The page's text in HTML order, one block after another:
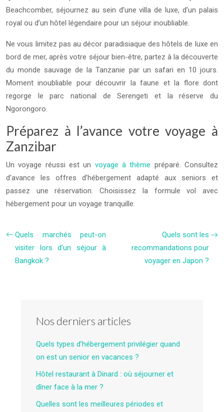
Beachcomber, séjournez au sein d’une villa de luxe, d’un palais
royal ou d’un hôtel légendaire pour un séjour inoubliable.
Ne vous limitez pas au décor paradisiaque des hôtels de luxe en
bord de mer, après votre séjour bien-être, partez à la découverte
du monde sauvage de la Tanzanie par un safari en 10 jours.
Moment inoubliable pour découvrir la faune et la flore dont
regorge le parc national de Serengeti et la réserve du
Ngorongoro.
Préparez à l’avance votre voyage à
Zanzibar
Un voyage réussi est un voyage à thème préparé. Consultez
d’avance les offres d’hébergement adapté aux seniors et
passez une réservation. Choisissez la formule vol avec
hébergement pour un voyage tranquille.
Quels marchés peut-on
visiter lors d’un séjour à
Bangkok ?
Quels sont les
recommandations pour
voyager en Japon ?
Nos derniers articles
Quels types d’hébergement privilégier quand
on est un senior en vacances ?
Hôtel restaurant à Dinard : où séjourner et
dîner face à la mer ?
Quelles sont les meilleures périodes et